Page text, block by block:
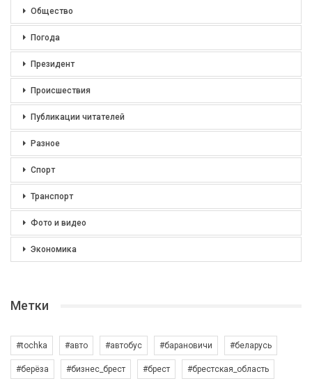
Общество
Погода
Президент
Происшествия
Публикации читателей
Разное
Спорт
Транспорт
Фото и видео
Экономика
Метки
#tochka #авто #автобус #барановичи #беларусь
#берёза #бизнес_брест #брест #брестская_область